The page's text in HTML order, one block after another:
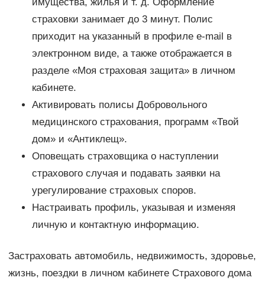
имущества, жилья и т. д. Оформление
страховки занимает до 3 минут. Полис
приходит на указанный в профиле e-mail в
электронном виде, а также отображается в
разделе «Моя страховая защита» в личном
кабинете.
Активировать полисы Добровольного
медицинского страхования, программ «Твой
дом» и «Антиклещ».
Оповещать страховщика о наступлении
страхового случая и подавать заявки на
урегулирование страховых споров.
Настраивать профиль, указывая и изменяя
личную и контактную информацию.
Застраховать автомобиль, недвижимость, здоровье,
жизнь, поездки в личном кабинете Страхового дома